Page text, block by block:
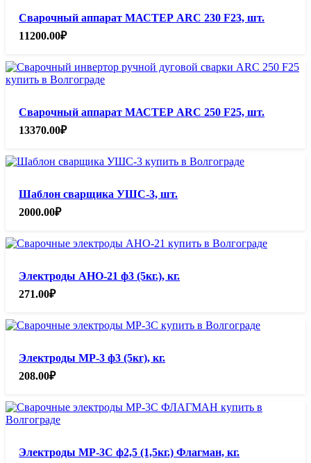
Сварочный аппарат МАСТЕР ARC 230 F23, шт.
11200.00₽
Сварочный аппарат МАСТЕР ARC 250 F25, шт.
13370.00₽
Шаблон сварщика УШС-3, шт.
2000.00₽
Электроды АНО-21 ф3 (5кг.), кг.
271.00₽
Электроды МР-3 ф3 (5кг), кг.
208.00₽
Электроды МР-3С ф2,5 (1,5кг.) Флагман, кг.